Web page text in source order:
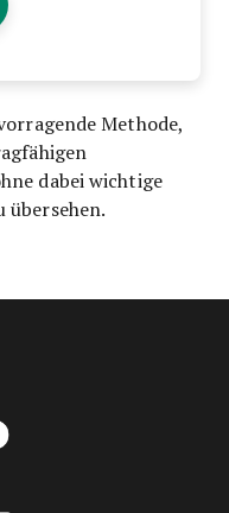
Methode,
dabei wichtige
übersehen.